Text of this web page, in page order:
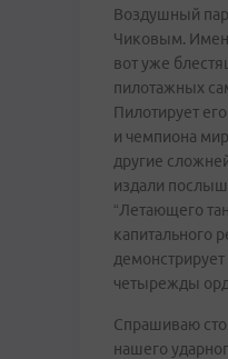
Воздушный
Чиковым.
вот уже
пилотажных
Пилотирует
и чемпиона
другие
издали
“Летающего
капитального
четырежды
Спрашиваю
нашего